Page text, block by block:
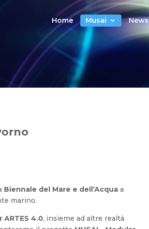
Home Musai News
a Livorno
Biennale del Mare e dell’Acquaa
marino.
4.0, insieme ad altre realtà